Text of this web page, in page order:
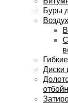
Буры
Диски